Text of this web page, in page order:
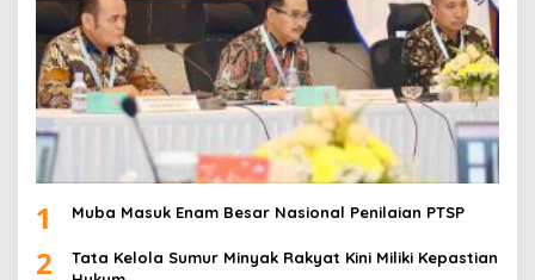
1 Muba Masuk Enam Besar Nasional Penilaian PTSP
2
Tata Kelola Sumur Minyak Rakyat Kini Miliki Kepastian